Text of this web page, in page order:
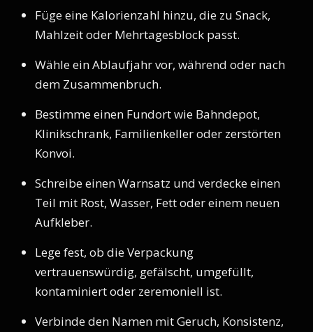
Füge eine Kalorienzahl hinzu, die zu Snack,
Mahlzeit oder Mehrtagesblock passt.
Wähle ein Ablaufjahr vor, während oder nach
dem Zusammenbruch.
Bestimme einen Fundort wie Bahndepot,
Klinikschrank, Familienkeller oder zerstörten
Konvoi.
Schreibe einen Warnsatz und verdecke einen
Teil mit Rost, Wasser, Fett oder einem neuen
Aufkleber.
Lege fest, ob die Verpackung
vertrauenswürdig, gefälscht, umgefüllt,
kontaminiert oder zeremoniell ist.
Verbinde den Namen mit Geruch, Konsistenz,